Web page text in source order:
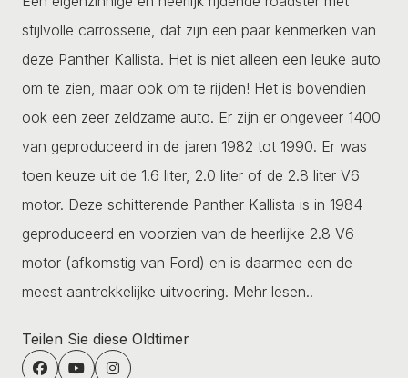
stijlvolle carrosserie, dat zijn een paar kenmerken van
deze Panther Kallista. Het is niet alleen een leuke auto
om te zien, maar ook om te rijden! Het is bovendien
ook een zeer zeldzame auto. Er zijn er ongeveer 1400
van geproduceerd in de jaren 1982 tot 1990. Er was
toen keuze uit de 1.6 liter, 2.0 liter of de 2.8 liter V6
motor. Deze schitterende Panther Kallista is in 1984
geproduceerd en voorzien van de heerlijke 2.8 V6
motor (afkomstig van Ford) en is daarmee een de
meest aantrekkelijke uitvoering. Mehr lesen..
Teilen Sie diese Oldtimer